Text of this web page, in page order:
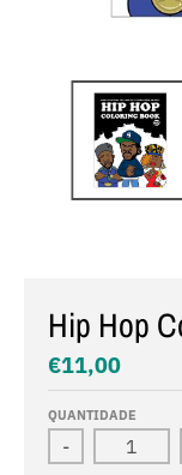
Hip Hop
€11,00
QUANTIDADE
-